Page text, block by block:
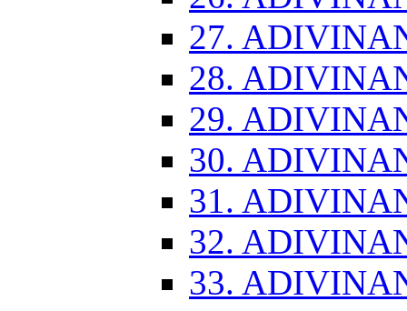
27.
28.
29.
30.
31.
32.
33.